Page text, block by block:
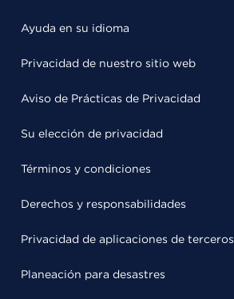
Ayuda en su idioma
Privacidad de nuestro sitio web
Aviso de Prácticas de Privacidad
Su elección de privacidad
Términos y condiciones
Derechos y responsabilidades
Privacidad de aplicaciones de terceros
Planeación para desastres